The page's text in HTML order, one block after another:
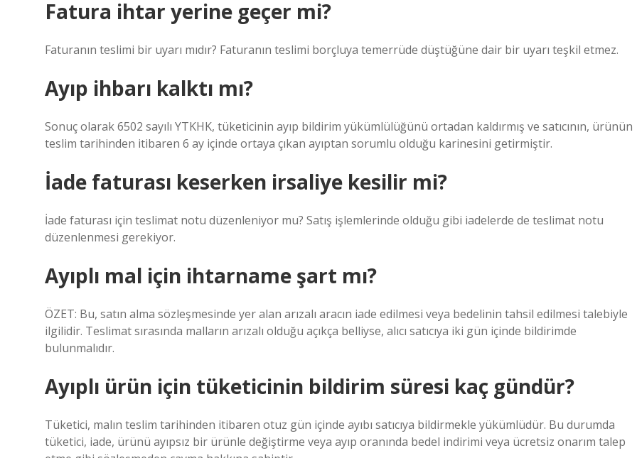
Fatura ihtar yerine geçer mi?
Faturanın teslimi bir uyarı mıdır? Faturanın teslimi borçluya temerrüde düştüğüne dair bir uyarı teşkil etmez.
Ayıp ihbarı kalktı mı?
Sonuç olarak 6502 sayılı YTKHK, tüketicinin ayıp bildirim yükümlülüğünü ortadan kaldırmış ve satıcının, ürünün
teslim tarihinden itibaren 6 ay içinde ortaya çıkan ayıptan sorumlu olduğu karinesini getirmiştir.
İade faturası keserken irsaliye kesilir mi?
İade faturası için teslimat notu düzenleniyor mu? Satış işlemlerinde olduğu gibi iadelerde de teslimat notu
düzenlenmesi gerekiyor.
Ayıplı mal için ihtarname şart mı?
ÖZET: Bu, satın alma sözleşmesinde yer alan arızalı aracın iade edilmesi veya bedelinin tahsil edilmesi talebiyle
ilgilidir. Teslimat sırasında malların arızalı olduğu açıkça belliyse, alıcı satıcıya iki gün içinde bildirimde
bulunmalıdır.
Ayıplı ürün için tüketicinin bildirim süresi kaç gündür?
Tüketici, malın teslim tarihinden itibaren otuz gün içinde ayıbı satıcıya bildirmekle yükümlüdür. Bu durumda
tüketici, iade, ürünü ayıpsız bir ürünle değiştirme veya ayıp oranında bedel indirimi veya ücretsiz onarım talep